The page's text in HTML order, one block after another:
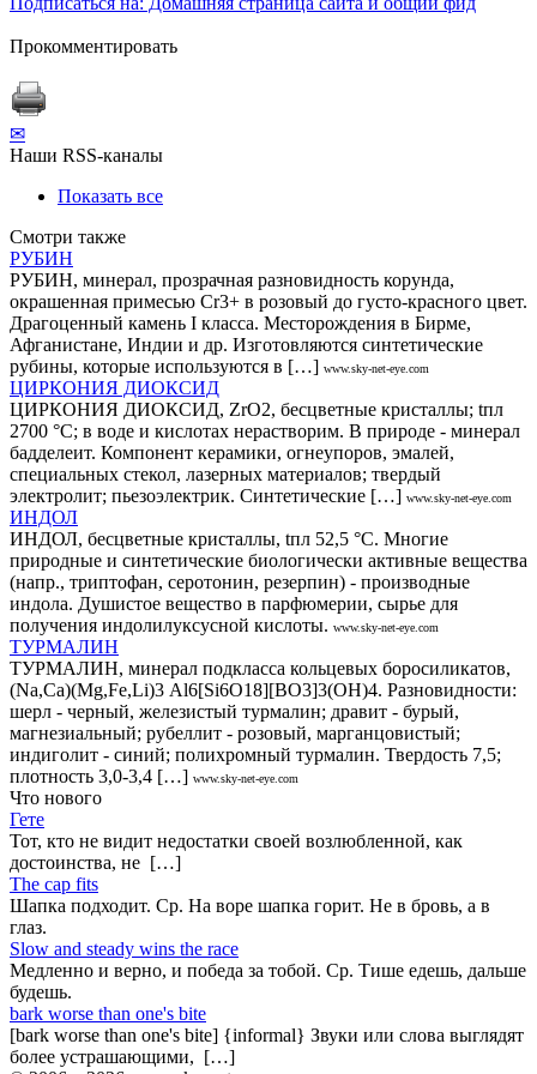
Прокомментировать
✉
Наши RSS-каналы
Показать все
Смотри также
РУБИН
РУБИН, минерал, прозрачная разновидность корунда,
окрашенная примесью Cr3+ в розовый до густо-красного цвет.
Драгоценный камень I класса. Месторождения в Бирме,
Афганистане, Индии и др. Изготовляются синтетические
рубины, которые используются в […] www.sky-net-eye.com
ЦИРКОНИЯ ДИОКСИД
ЦИРКОНИЯ ДИОКСИД, ZrO2, бесцветные кристаллы; tпл
2700 °С; в воде и кислотах нерастворим. В природе - минерал
бадделеит. Компонент керамики, огнеупоров, эмалей,
специальных стекол, лазерных материалов; твердый
электролит; пьезоэлектрик. Синтетические […] www.sky-net-eye.com
ИНДОЛ
ИНДОЛ, бесцветные кристаллы, tпл 52,5 °С. Многие
природные и синтетические биологически активные вещества
(напр., триптофан, серотонин, резерпин) - производные
индола. Душистое вещество в парфюмерии, сырье для
получения индолилуксусной кислоты. www.sky-net-eye.com
ТУРМАЛИН
ТУРМАЛИН, минерал подкласса кольцевых боросиликатов,
(Na,Ca)(Mg,Fe,Li)3 Al6[Si6O18][BO3]3(OH)4. Разновидности:
шерл - черный, железистый турмалин; дравит - бурый,
магнезиальный; рубеллит - розовый, марганцовистый;
индиголит - синий; полихромный турмалин. Твердость 7,5;
плотность 3,0-3,4 […] www.sky-net-eye.com
Что нового
Гете
Тот, кто не видит недостатки своей возлюбленной, как
достоинства, не […]
The cap fits
Шапка подходит. Ср. На воре шапка горит. Не в бровь, а в
глаз.
Slow and steady wins the race
Медленно и верно, и победа за тобой. Ср. Тише едешь, дальше
будешь.
bark worse than one's bite
[bark worse than one's bite] {informal} Звуки или слова выглядят
более устрашающими, […]